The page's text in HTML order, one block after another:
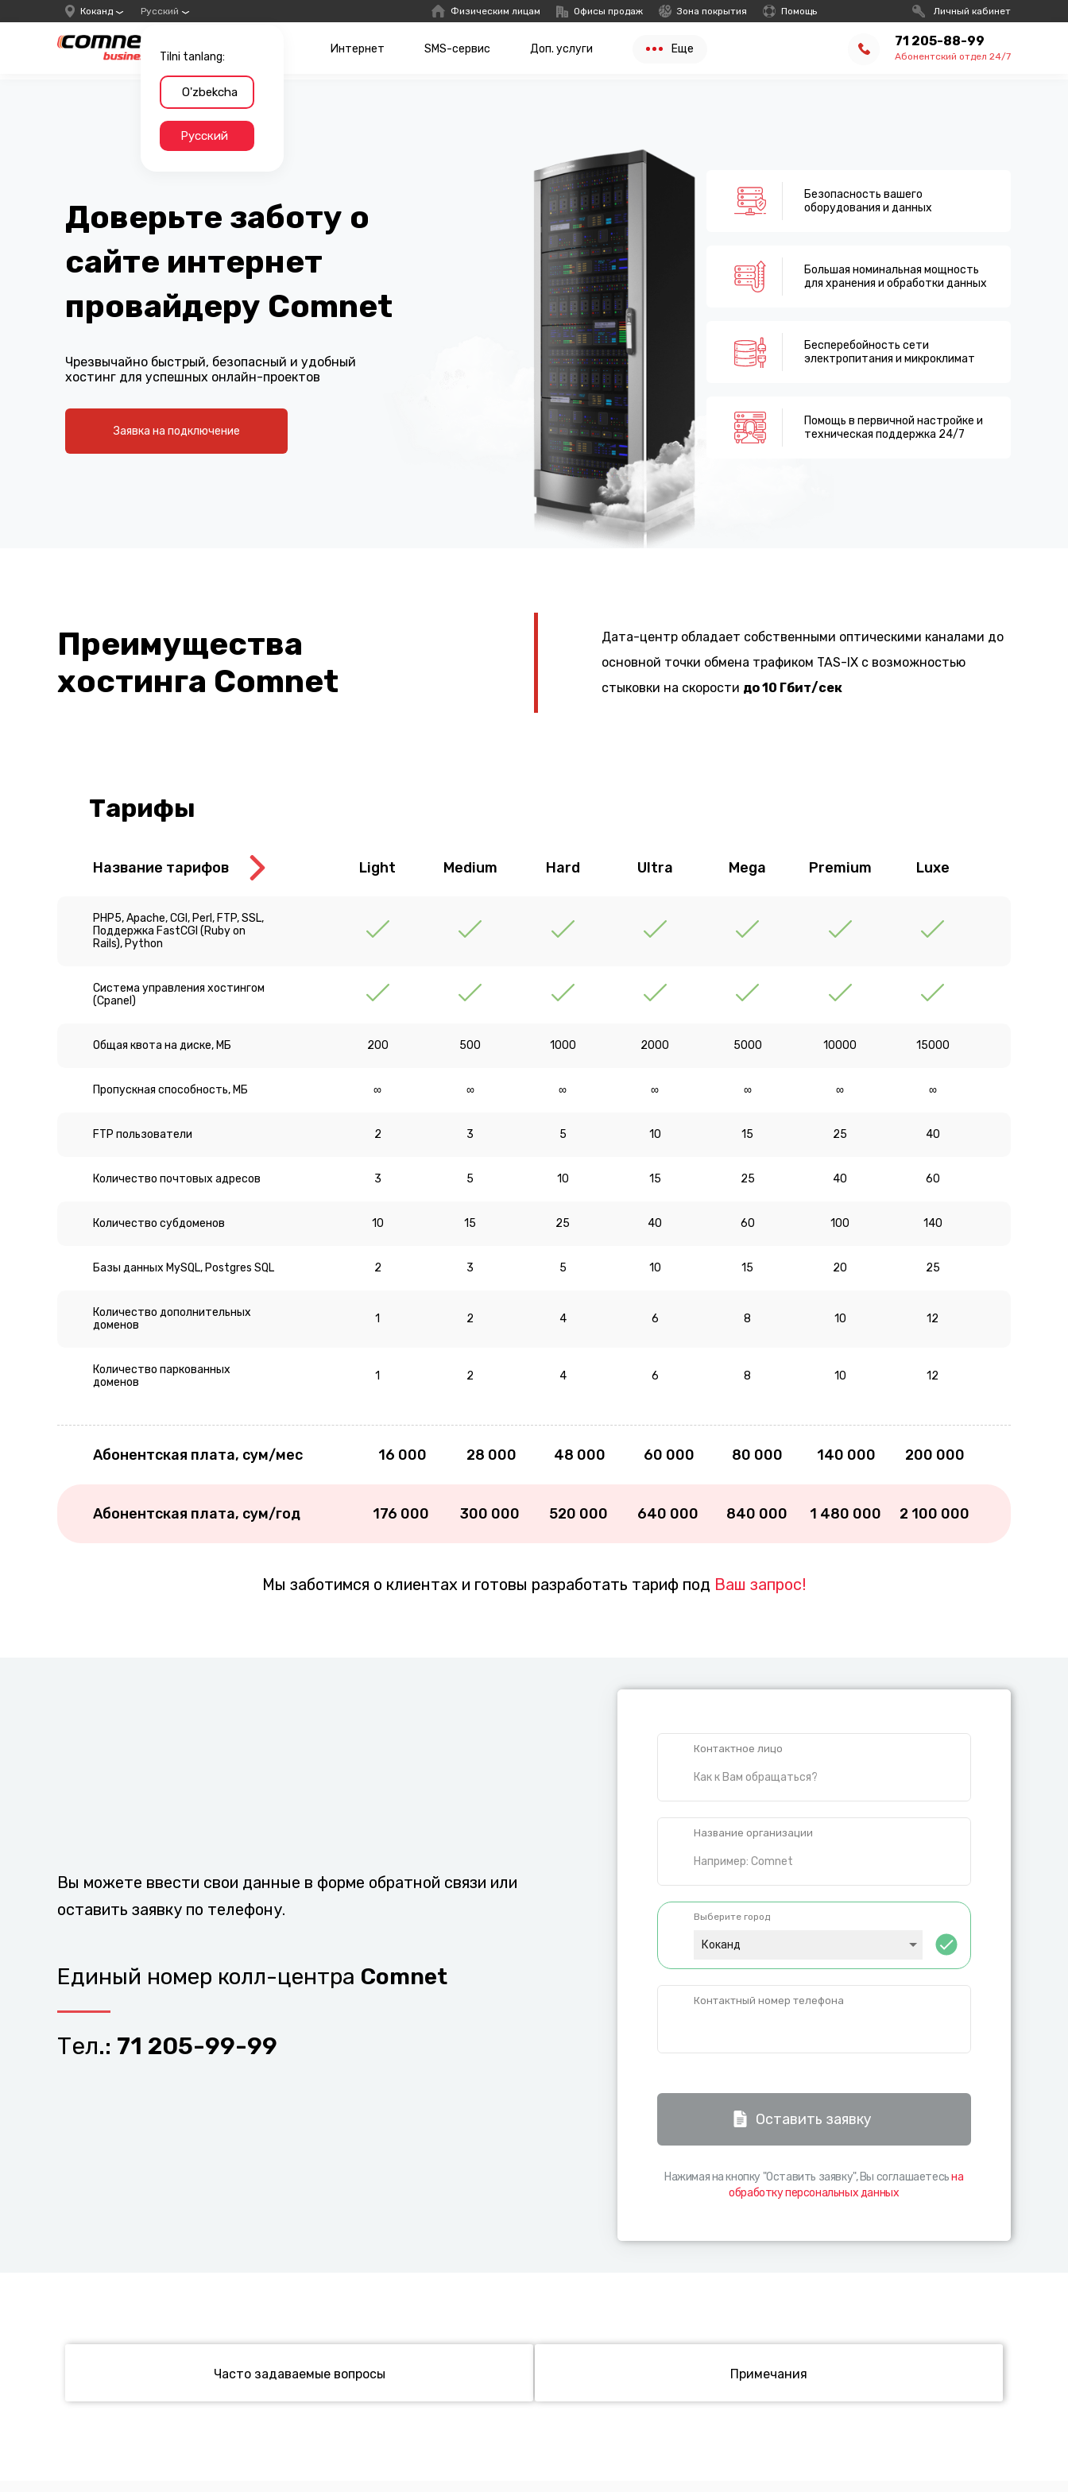
Коканд Русский
Tilni tanlang:
O'zbekcha
Русский
Физическим лицам Офисы продаж Зона покрытия Помощь Личный кабинет
Интернет SMS-сервис Доп. услуги Еще 71 205-88-99
Абонентский отдел 24/7
Доверьте заботу о
сайте интернет
провайдеру Comnet
Чрезвычайно быстрый, безопасный и удобный
хостинг для успешных онлайн-проектов
Заявка на подключение
Безопасность вашего
оборудования и данных
Большая номинальная мощность
для хранения и обработки данных
Бесперебойность сети
электропитания и микроклимат
Помощь в первичной настройке и
техническая поддержка 24/7
Преимущества
хостинга Comnet
Дата-центр обладает собственными оптическими каналами до
основной точки обмена трафиком TAS-IX с возможностью
стыковки на скорости до 10 Гбит/сек
Тарифы
Название тарифов Light Medium Hard Ultra Mega Premium Luxe
PHP5, Apache, CGI, Perl, FTP, SSL,
Поддержка FastCGI (Ruby on
Rails), Python
Система управления хостингом
(Cpanel)
Общая квота на диске, МБ 200 500 1000 2000 5000 10000 15000
Пропускная способность, МБ ∞ ∞ ∞ ∞ ∞ ∞ ∞
FTP пользователи 2 3 5 10 15 25 40
Количество почтовых адресов 3 5 10 15 25 40 60
Количество субдоменов 10 15 25 40 60 100 140
Базы данных MySQL, Postgres SQL 2 3 5 10 15 20 25
Количество дополнительных
доменов
1 2 4 6 8 10 12
Количество паркованных
доменов
1 2 4 6 8 10 12
Абонентская плата, сум/мес 16 000 28 000 48 000 60 000 80 000 140 000 200 000
Абонентская плата, сум/год 176 000 300 000 520 000 640 000 840 000 1 480 000 2 100 000
Мы заботимся о клиентах и готовы разработать тариф под Ваш запрос!
Вы можете ввести свои данные в форме обратной связи или
оставить заявку по телефону.
Единый номер колл-центра Comnet
Тел.: 71 205-99-99
Контактное лицо
Название организации
Выберите город
Коканд
Контактный номер телефона
Оставить заявку
Нажимая на кнопку "Оставить заявку", Вы соглашаетесьна
обработку персональных данных
Часто задаваемые вопросы Примечания